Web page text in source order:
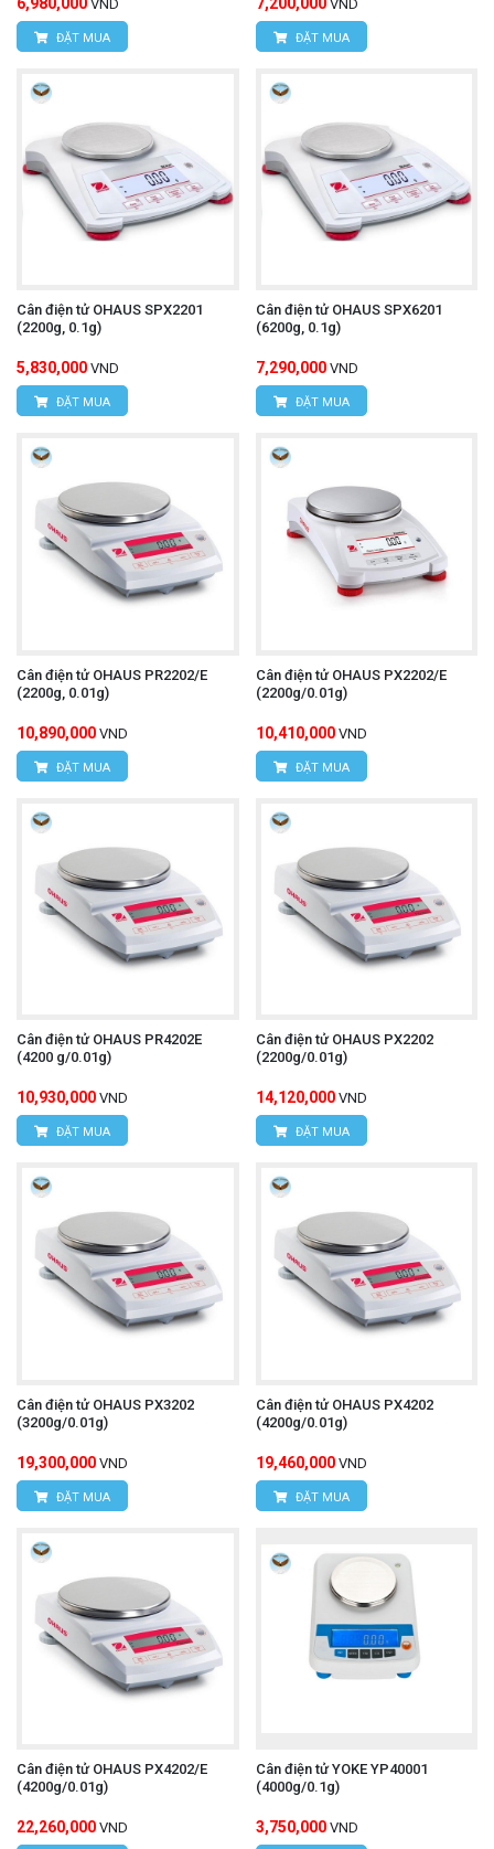
VND
ĐẶT MUA
VND
ĐẶT MUA
Cân điện tử OHAUS SPX2201
(2200g, 0.1g)
5,830,000 VND
ĐẶT MUA
Cân điện tử OHAUS SPX6201
(6200g, 0.1g)
7,290,000 VND
ĐẶT MUA
Cân điện tử OHAUS PR2202/E
(2200g, 0.01g)
10,890,000 VND
ĐẶT MUA
Cân điện tử OHAUS PX2202/E
(2200g/0.01g)
10,410,000 VND
ĐẶT MUA
Cân điện tử OHAUS PR4202E
(4200 g/0.01g)
10,930,000 VND
ĐẶT MUA
Cân điện tử OHAUS PX2202
(2200g/0.01g)
14,120,000 VND
ĐẶT MUA
Cân điện tử OHAUS PX3202
(3200g/0.01g)
19,300,000 VND
ĐẶT MUA
Cân điện tử OHAUS PX4202
(4200g/0.01g)
19,460,000 VND
ĐẶT MUA
Cân điện tử OHAUS PX4202/E
(4200g/0.01g)
22,260,000 VND
Cân điện tử YOKE YP40001
(4000g/0.1g)
3,750,000 VND